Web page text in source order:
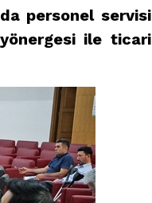
personel servisi
yönergesi ile ticari